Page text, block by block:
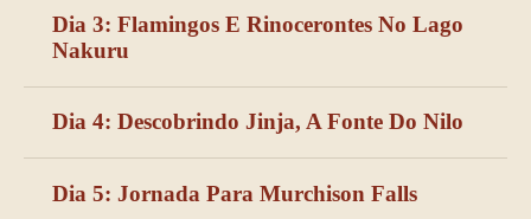
Dia 3: Flamingos E Rinocerontes No Lago
Nakuru
Dia 4: Descobrindo Jinja, A Fonte Do Nilo
Dia 5: Jornada Para Murchison Falls